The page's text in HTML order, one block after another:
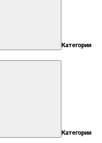
Категории
Категории